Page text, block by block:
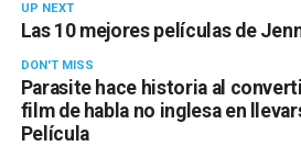
UP NEXT
Las 10 mejores películas de
DON'T MISS
Parasite hace historia al
film de habla no inglesa en
Película